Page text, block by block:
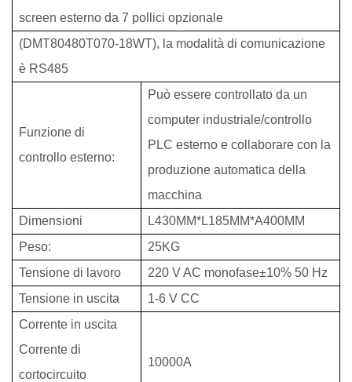
screen esterno da 7 pollici opzionale
(DMT80480T070-18WT), la modalità di comunicazione
è RS485
Funzione di
controllo esterno:
Può essere controllato da un
computer industriale/controllo
PLC esterno e collaborare con la
produzione automatica della
macchina
Dimensioni
L430MM*L185MM*A400MM
Peso:
25KG
Tensione di lavoro
220 V AC monofase±10% 50 Hz
Tensione in uscita
1-6 V CC
Corrente in uscita
Corrente di
cortocircuito
10000A